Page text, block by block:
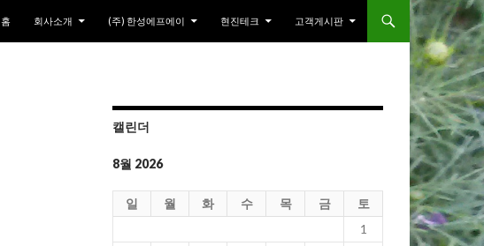
홈
회사소개 (주) 한성에프에이 현진테크 고객게시판
캘린더
8월 2026
일 월 화 수 목 금 토
1